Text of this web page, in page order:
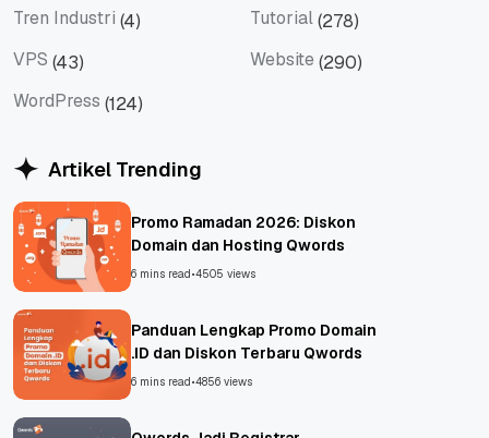
Tren Industri (4) Tutorial(278)
VPS (43) Website (290)
WordPress (124)
Artikel Trending
Promo Ramadan 2026: Diskon
Domain dan Hosting Qwords
6 mins read•4505 views
Panduan Lengkap Promo Domain
.ID dan Diskon Terbaru Qwords
6 mins read•4856 views